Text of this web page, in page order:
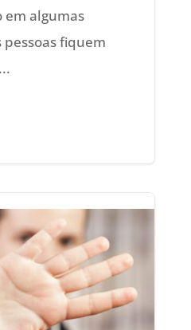
em algumas
pessoas fiquem